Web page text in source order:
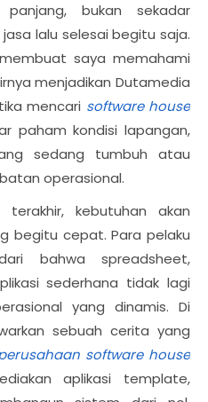
bukan sekadar
lalu selesai begitu saja.
saya memahami
menjadikan Dutamedia
mencari software house
paham kondisi lapangan,
sedang tumbuh atau
operasional.
kebutuhan akan
begitu cepat. Para pelaku
bahwa spreadsheet,
sederhana tidak lagi
yang dinamis. Di
sebuah cerita yang
software house
aplikasi template,